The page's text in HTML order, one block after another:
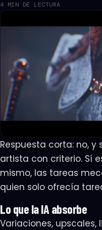
4 MIN DE LECTURA
Respuesta corta: no, y
artista con criterio. Sí
mismo, las tareas
quien solo ofrecía
Lo que la IA absorbe
Variaciones,